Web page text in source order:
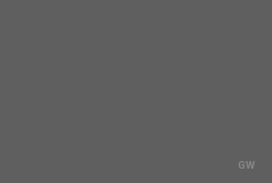
GW